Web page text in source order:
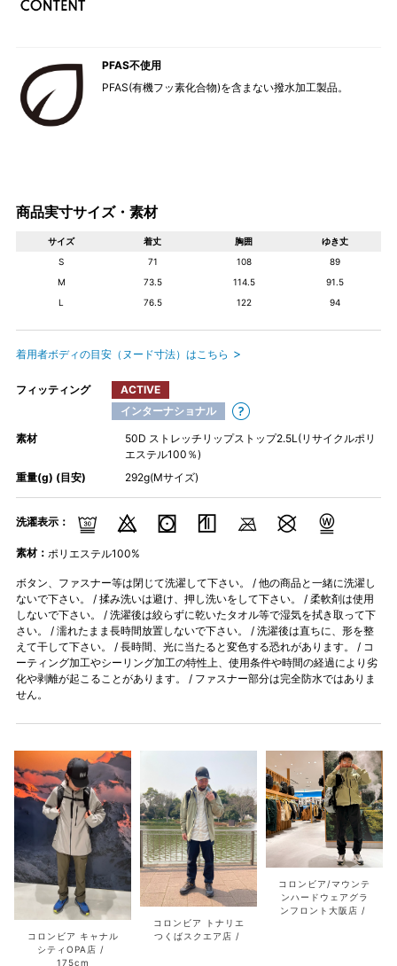
PFAS不使用
PFAS(有機フッ素化合物)を含まない撥水加工製品。
商品実寸サイズ・素材
サイズ 着丈 胸囲
ゆき丈
S
71 108
89
M
73.5 114.5
91.5
L
76.5 122 94
着用者ボディの目安（ヌード寸法）はこちら
フィッティング
ACTIVE
インターナショナル
素材
50D ストレッチリップストップ2.5L(リサイクルポリ
エステル100％)
重量(g) (目安)
292g(Mサイズ)
洗濯表示：
素材： ポリエステル100%
ボタン、ファスナー等は閉じて洗濯して下さい。 / 他の商品と一緒に洗濯し
ないで下さい。 / 揉み洗いは避け、押し洗いをして下さい。 / 柔軟剤は使用
しないで下さい。 / 洗濯後は絞らずに乾いたタオル等で湿気を拭き取って下
さい。 / 濡れたまま長時間放置しないで下さい。 / 洗濯後は直ちに、形を整
えて干して下さい。 / 長時間、光に当たると変色する恐れがあります。 / コ
ーティング加工やシーリング加工の特性上、使用条件や時間の経過により劣
化や剥離が起こることがあります。 / ファスナー部分は完全防水ではありま
せん。
コロンビア キャナル
シティOPA店
175cm
コロンビア トナリエ
つくばスクエア店
コロンビア/マウンテ
ンハードウェアグラ
ンフロント大阪店